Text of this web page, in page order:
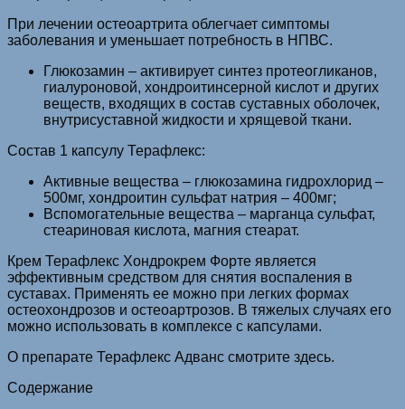
При лечении остеоартрита облегчает симптомы
заболевания и уменьшает потребность в НПВС.
Глюкозамин – активирует синтез протеогликанов,
гиалуроновой, хондроитинсерной кислот и других
веществ, входящих в состав суставных оболочек,
внутрисуставной жидкости и хрящевой ткани.
Состав 1 капсулу Терафлекс:
Активные вещества – глюкозамина гидрохлорид –
500мг, хондроитин сульфат натрия – 400мг;
Вспомогательные вещества – марганца сульфат,
стеариновая кислота, магния стеарат.
Крем Терафлекс Хондрокрем Форте является
эффективным средством для снятия воспаления в
суставах. Применять ее можно при легких формах
остеохондрозов и остеоартрозов. В тяжелых случаях его
можно использовать в комплексе с капсулами.
О препарате Терафлекс Адванс смотрите здесь.
Содержание